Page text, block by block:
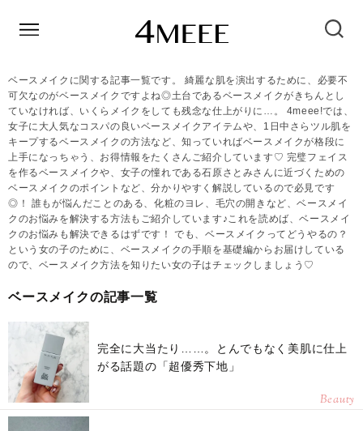
ベースメイクに関する記事一覧です。 綺麗な肌を演出するために、必要不
可欠なのがベースメイクですよね◎土台であるベースメイクがきちんとし
ていなければ、いくらメイクをしても残念な仕上がりに…。 4meee!では、
女子に大人気なコスパの良いベースメイクアイテムや、1日中さらツル肌を
キープするベースメイクの方法など、知っていればベースメイクが格段に
上手になっちゃう、お得情報をたくさんご紹介しています♡ 完璧フェイス
を作るベースメイクや、女子の憧れである石原さとみさんに近づくための
ベースメイクのポイントなど、分かりやすく解説しているので必見です
◎！ 誰もが悩んだことのある、化粧のヨレ、毛穴の開きなど、ベースメイ
クのお悩みを解決する方法もご紹介しています♪これを読めば、ベースメイ
クのお悩みも解決できるはずです！ でも、ベースメイクってどうやるの？
という女の子のために、ベースメイクの手順を基礎編からお届けしている
ので、ベースメイク方法を知りたい女の子はチェックしましょう♡
ベースメイクの記事一覧
完全に大当たり……。とんでもなく美肌に仕上
がる話題の「超優秀下地」
Beauty